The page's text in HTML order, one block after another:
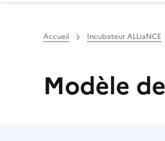
Accueil Incubateur ALLiaNCE
Modèle